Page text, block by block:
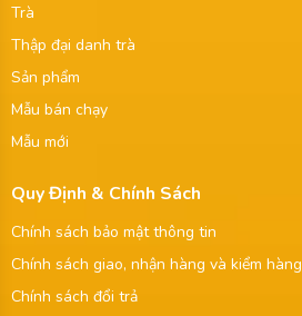
Trà
Thập đại danh trà
Sản phẩm
Mẫu bán chạy
Mẫu mới
Quy Định & Chính Sách
Chính sách bảo mật thông tin
Chính sách giao, nhận hàng và kiểm hàng
Chính sách đổi trả